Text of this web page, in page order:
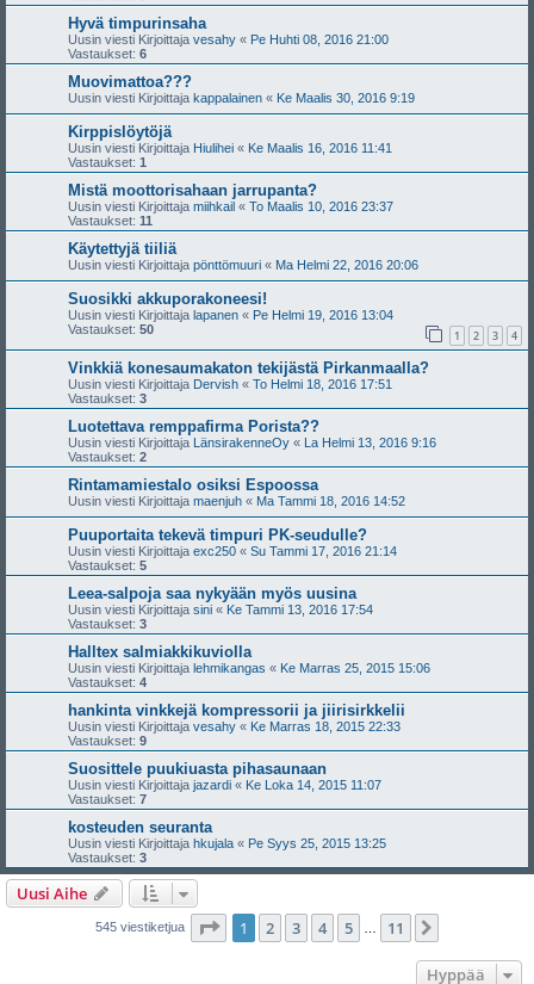
Hyvä timpurinsaha
Uusin viesti Kirjoittaja vesahy « Pe Huhti 08, 2016 21:00
Vastaukset: 6
Muovimattoa???
Uusin viesti Kirjoittaja kappalainen « Ke Maalis 30, 2016 9:19
Kirppislöytöjä
Uusin viesti Kirjoittaja Hiulihei « Ke Maalis 16, 2016 11:41
Vastaukset: 1
Mistä moottorisahaan jarrupanta?
Uusin viesti Kirjoittaja miihkail « To Maalis 10, 2016 23:37
Vastaukset: 11
Käytettyjä tiiliä
Uusin viesti Kirjoittaja pönttömuuri « Ma Helmi 22, 2016 20:06
Suosikki akkuporakoneesi!
Uusin viesti Kirjoittaja lapanen « Pe Helmi 19, 2016 13:04
Vastaukset: 50 1 2 3 4
Vinkkiä konesaumakaton tekijästä Pirkanmaalla?
Uusin viesti Kirjoittaja Dervish « To Helmi 18, 2016 17:51
Vastaukset: 3
Luotettava remppafirma Porista??
Uusin viesti Kirjoittaja LänsirakenneOy «
La Helmi 13, 2016 9:16
Vastaukset: 2
Rintamamiestalo osiksi Espoossa
Uusin viesti Kirjoittaja maenjuh « Ma Tammi 18, 2016 14:52
Puuportaita tekevä timpuri PK-seudulle?
Uusin viesti Kirjoittaja exc250 « Su Tammi 17, 2016 21:14
Vastaukset: 5
Leea-salpoja saa nykyään myös uusina
Uusin viesti Kirjoittaja sini « Ke Tammi 13, 2016 17:54
Vastaukset: 3
Halltex salmiakkikuviolla
Uusin viesti Kirjoittaja lehmikangas « Ke Marras 25, 2015 15:06
Vastaukset: 4
hankinta vinkkejä kompressorii ja jiirisirkkelii
Uusin viesti Kirjoittaja vesahy « Ke Marras 18, 2015 22:33
Vastaukset: 9
Suosittele puukiuasta pihasaunaan
Uusin viesti Kirjoittaja jazardi « Ke Loka 14, 2015 11:07
Vastaukset: 7
kosteuden seuranta
Uusin viesti Kirjoittaja hkujala « Pe Syys 25, 2015 13:25
Vastaukset: 3
Uusi Aihe
545 viestiketjua Sivu /11
1 2 3 4 5 11
Hyppää